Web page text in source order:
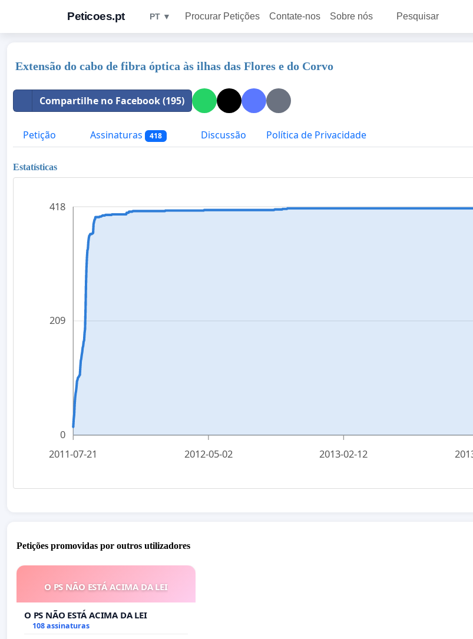
Peticoes.pt PT ▼ Procurar Petições Contate-nos Sobre nós Pesquisar
Extensão do cabo de fibra óptica às ilhas das Flores e do Corvo
Compartilhe no Facebook (195)
Petição Assinaturas 418 Discussão Política de Privacidade
Estatísticas
0
209
418
2011-07-21 2012-05-02 2013-02-12
Petições promovidas por outros utilizadores
O PS NÃO ESTÁ ACIMA DA LEI
O PS NÃO ESTÁ ACIMA DA LEI
108 assinaturas